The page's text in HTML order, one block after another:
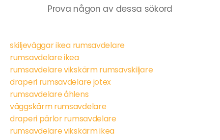
Prova någon av dessa sökord
skiljeväggar ikea rumsavdelare
rumsavdelare ikea
rumsavdelare vikskärm rumsavskiljare
draperi rumsavdelare jotex
rumsavdelare åhlens
väggskärm rumsavdelare
draperi pärlor rumsavdelare
rumsavdelare vikskärm ikea